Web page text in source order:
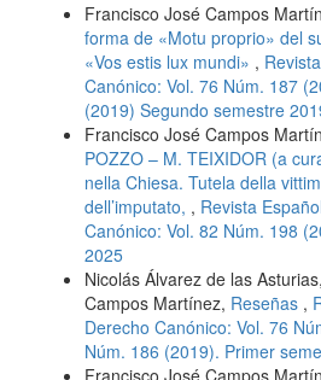
Francisco José Campos
forma de «Motu proprio» del
«Vos estis lux mundi» ,
Canónico: Vol. 76 Núm. 187
(2019) Segundo semestre
Francisco José Campos
POZZO – M. TEIXIDOR (a
nella Chiesa. Tutela della
dell’imputato, , Revista
Canónico: Vol. 82 Núm. 198
2025
Nicolás Álvarez de las
Campos Martínez, Reseñas ,
Derecho Canónico: Vol. 76
Núm. 186 (2019). Primer